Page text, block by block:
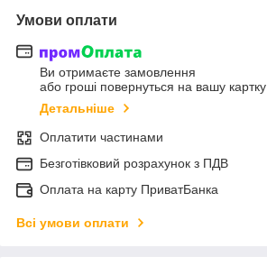
Умови оплати
Ви отримаєте замовлення
або гроші повернуться на вашу картку
Детальніше
Оплатити частинами
Безготівковий розрахунок з ПДВ
Оплата на карту ПриватБанка
Всі умови оплати